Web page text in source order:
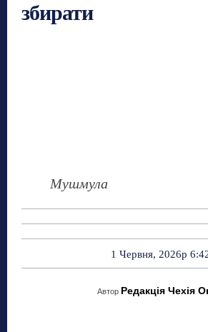
збирати
Мушмула
1 Червня, 2026р
Автор Редакція Чехія